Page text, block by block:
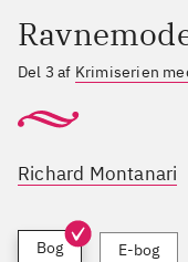
Del 3 af Krimiserien
Richard Montanari
Bog E-bog